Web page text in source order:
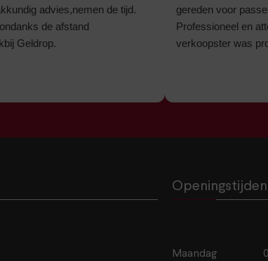
advies,nemen de tijd.
de afstand
Geldrop.
gereden voor
Professioneel en
verkoopster was
Openingstijden
Maandag